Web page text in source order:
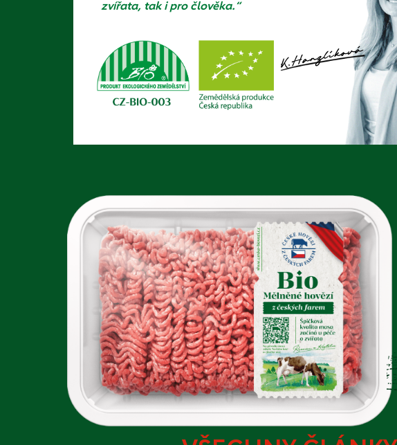
zvířata, tak i pro člověka.“
K.Hanzlíková